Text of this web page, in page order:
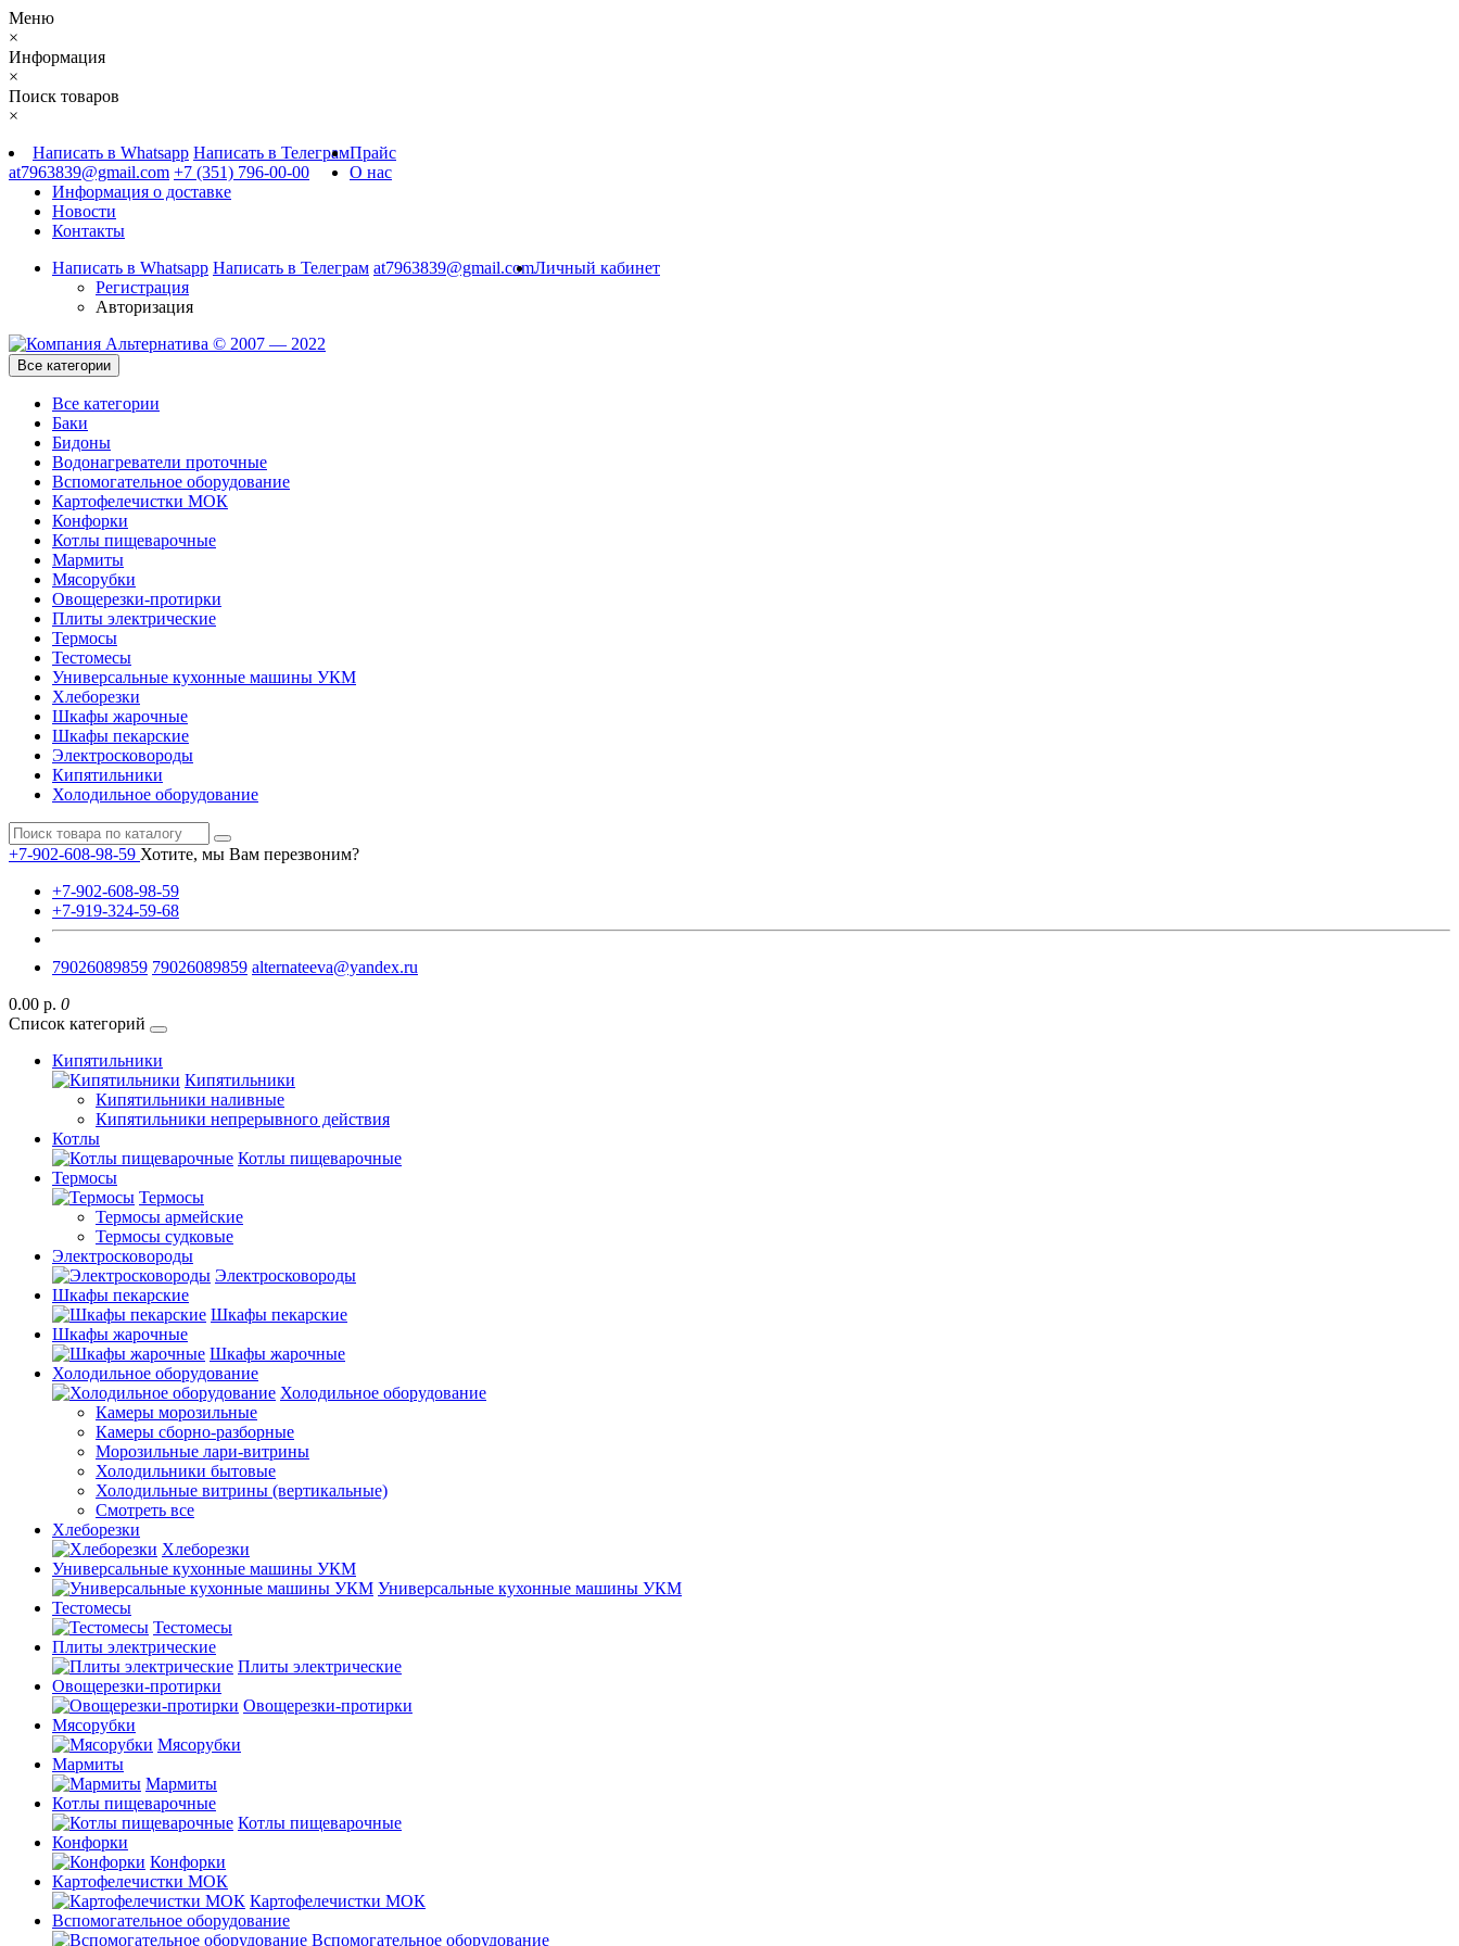
Меню
×
Информация
×
Поиск товаров
×
Написать в Whatsapp Написать в Телеграм
at7963839@gmail.com +7 (351) 796-00-00
Прайс
О нас
Информация о доставке
Новости
Контакты
Написать в Whatsapp Написать в Телеграм at7963839@gmail.comЛичный кабинет
Регистрация
Авторизация
Все категории
Все категории
Баки
Бидоны
Водонагреватели проточные
Вспомогательное оборудование
Картофелечистки МОК
Конфорки
Котлы пищеварочные
Мармиты
Мясорубки
Овощерезки-протирки
Плиты электрические
Термосы
Тестомесы
Универсальные кухонные машины УКМ
Хлеборезки
Шкафы жарочные
Шкафы пекарские
Электросковороды
Кипятильники
Холодильное оборудование
+7-902-608-98-59 Хотите, мы Вам перезвоним?
+7-902-608-98-59
+7-919-324-59-68
79026089859 79026089859 alternateeva@yandex.ru
0.00 р. 0
Список категорий
Кипятильники
Кипятильники
Кипятильники наливные
Кипятильники непрерывного действия
Котлы
Котлы пищеварочные
Термосы
Термосы
Термосы армейские
Термосы судковые
Электросковороды
Электросковороды
Шкафы пекарские
Шкафы пекарские
Шкафы жарочные
Шкафы жарочные
Холодильное оборудование
Холодильное оборудование
Камеры морозильные
Камеры сборно-разборные
Морозильные лари-витрины
Холодильники бытовые
Холодильные витрины (вертикальные)
Смотреть все
Хлеборезки
Хлеборезки
Универсальные кухонные машины УКМ
Универсальные кухонные машины УКМ
Тестомесы
Тестомесы
Плиты электрические
Плиты электрические
Овощерезки-протирки
Овощерезки-протирки
Мясорубки
Мясорубки
Мармиты
Мармиты
Котлы пищеварочные
Котлы пищеварочные
Конфорки
Конфорки
Картофелечистки МОК
Картофелечистки МОК
Вспомогательное оборудование
Вспомогательное оборудование